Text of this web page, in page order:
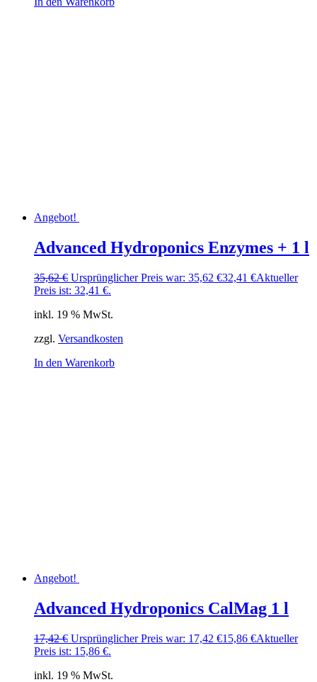
Angebot!
Advanced Hydroponics Enzymes + 1 l
35,62€ Ursprünglicher Preis war: 35,62 €32,41 €Aktueller
Preis ist: 32,41 €.
inkl. 19 % MwSt.
zzgl. Versandkosten
In den Warenkorb
Angebot!
Advanced Hydroponics CalMag 1 l
17,42€ Ursprünglicher Preis war: 17,42 €15,86 €Aktueller
Preis ist: 15,86 €.
inkl. 19 % MwSt.